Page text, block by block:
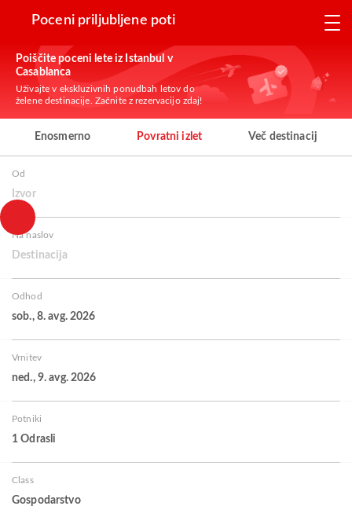
Poceni priljubljene poti
Poiščite poceni lete iz Istanbul v
Casablanca
Uživajte v ekskluzivnih ponudbah letov do
želene destinacije. Začnite z rezervacijo zdaj!
Enosmerno Povratni izlet Več destinacij
Od
Izvor
Na naslov
Destinacija
Odhod
sob., 8. avg. 2026
Vrnitev
ned., 9. avg. 2026
Potniki
1 Odrasli
Class
Gospodarstvo